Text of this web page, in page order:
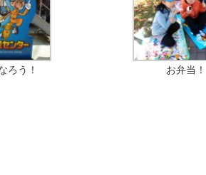
ろう！ お弁当！